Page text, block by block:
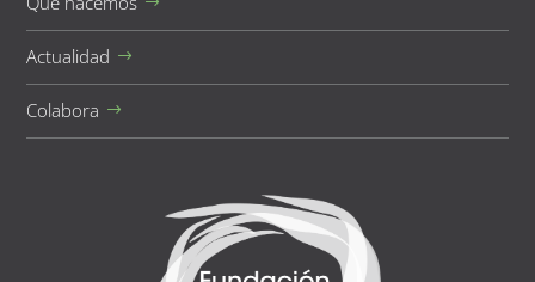
Actualidad
Colabora